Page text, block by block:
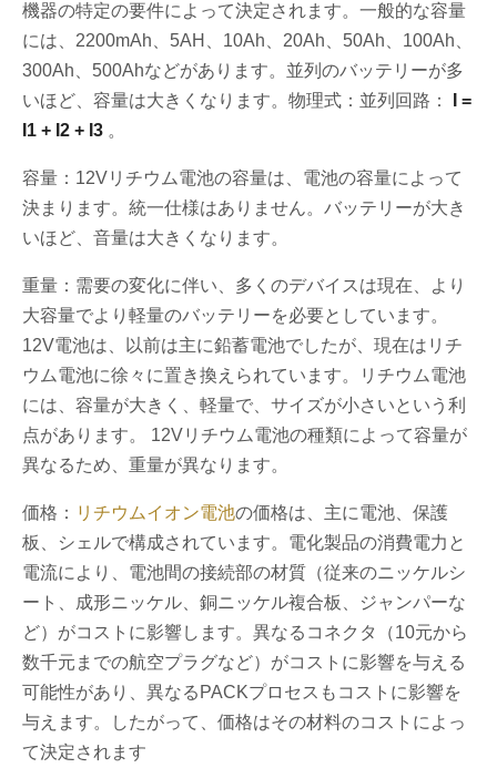
機器の特定の要件によって決定されます。一般的な容量
には、2200mAh、5AH、10Ah、20Ah、50Ah、100Ah、
300Ah、500Ahなどがあります。並列のバッテリーが多
いほど、容量は大きくなります。物理式：並列回路：
I =
I1 + I2 + I3 。
容量：12Vリチウム電池の容量は、電池の容量によって
決まります。統一仕様はありません。バッテリーが大き
いほど、音量は大きくなります。
重量：需要の変化に伴い、多くのデバイスは現在、より
大容量でより軽量のバッテリーを必要としています。
12V電池は、以前は主に鉛蓄電池でしたが、現在はリチ
ウム電池に徐々に置き換えられています。リチウム電池
には、容量が大きく、軽量で、サイズが小さいという利
点があります。 12Vリチウム電池の種類によって容量が
異なるため、重量が異なります。
価格： リチウムイオン電池の価格は、主に電池、保護
板、シェルで構成されています。電化製品の消費電力と
電流により、電池間の接続部の材質（従来のニッケルシ
ート、成形ニッケル、銅ニッケル複合板、ジャンパーな
ど）がコストに影響します。異なるコネクタ（10元から
数千元までの航空プラグなど）がコストに影響を与える
可能性があり、異なるPACKプロセスもコストに影響を
与えます。したがって、価格はその材料のコストによっ
て決定されます